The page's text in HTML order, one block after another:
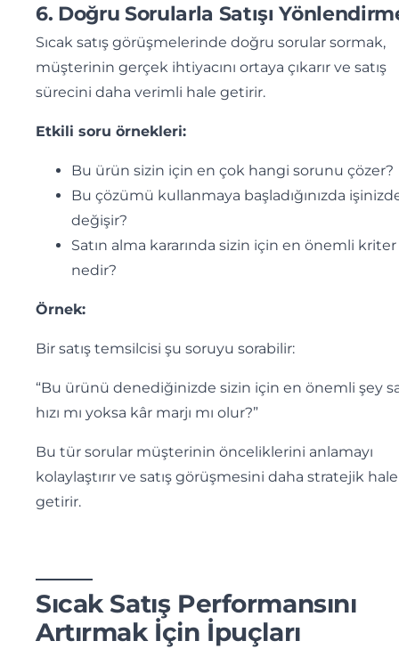
6. Doğru Sorularla Satışı
Sıcak satış görüşmelerinde doğru sorular sormak,
müşterinin gerçek ihtiyacını ortaya çıkarır ve satış
sürecini daha verimli hale getirir.
Etkili soru örnekleri:
Bu ürün sizin için en çok hangi sorunu çözer?
Bu çözümü kullanmaya başladığınızda
değişir?
Satın alma kararında sizin için en önemli kriter
nedir?
Örnek:
Bir satış temsilcisi şu soruyu sorabilir:
“Bu ürünü denediğinizde sizin için en önemli şey
hızı mı yoksa kâr marjı mı olur?”
Bu tür sorular müşterinin önceliklerini anlamayı
kolaylaştırır ve satış görüşmesini daha stratejik hale
getirir.
Sıcak Satış Performansını
Artırmak İçin İpuçları